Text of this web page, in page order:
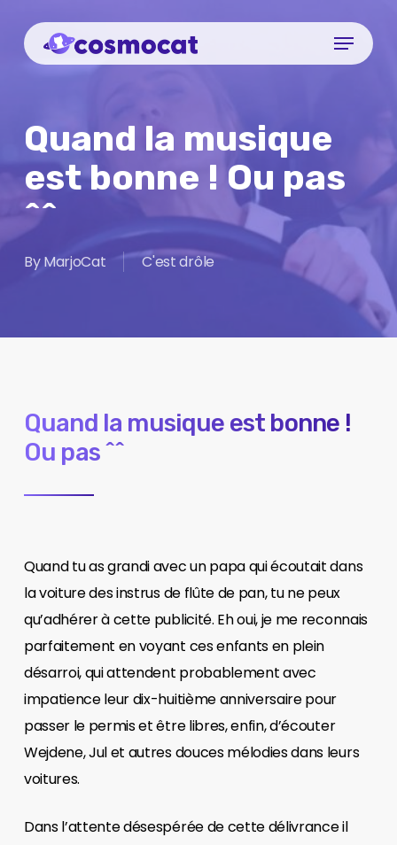
main
Menu
Quand la musique
est bonne ! Ou pas
^^
By MarjoCat C'est drôle
Quand la musique est bonne !
Ou pas ^^
Quand tu as grandi avec un papa qui écoutait dans
la voiture des instrus de flûte de pan, tu ne peux
qu’adhérer à cette publicité. Eh oui, je me reconnais
parfaitement en voyant ces enfants en plein
désarroi, qui attendent probablement avec
impatience leur dix-huitième anniversaire pour
passer le permis et être libres, enfin, d’écouter
Wejdene, Jul et autres douces mélodies dans leurs
voitures.
Dans l’attente désespérée de cette délivrance il
Close